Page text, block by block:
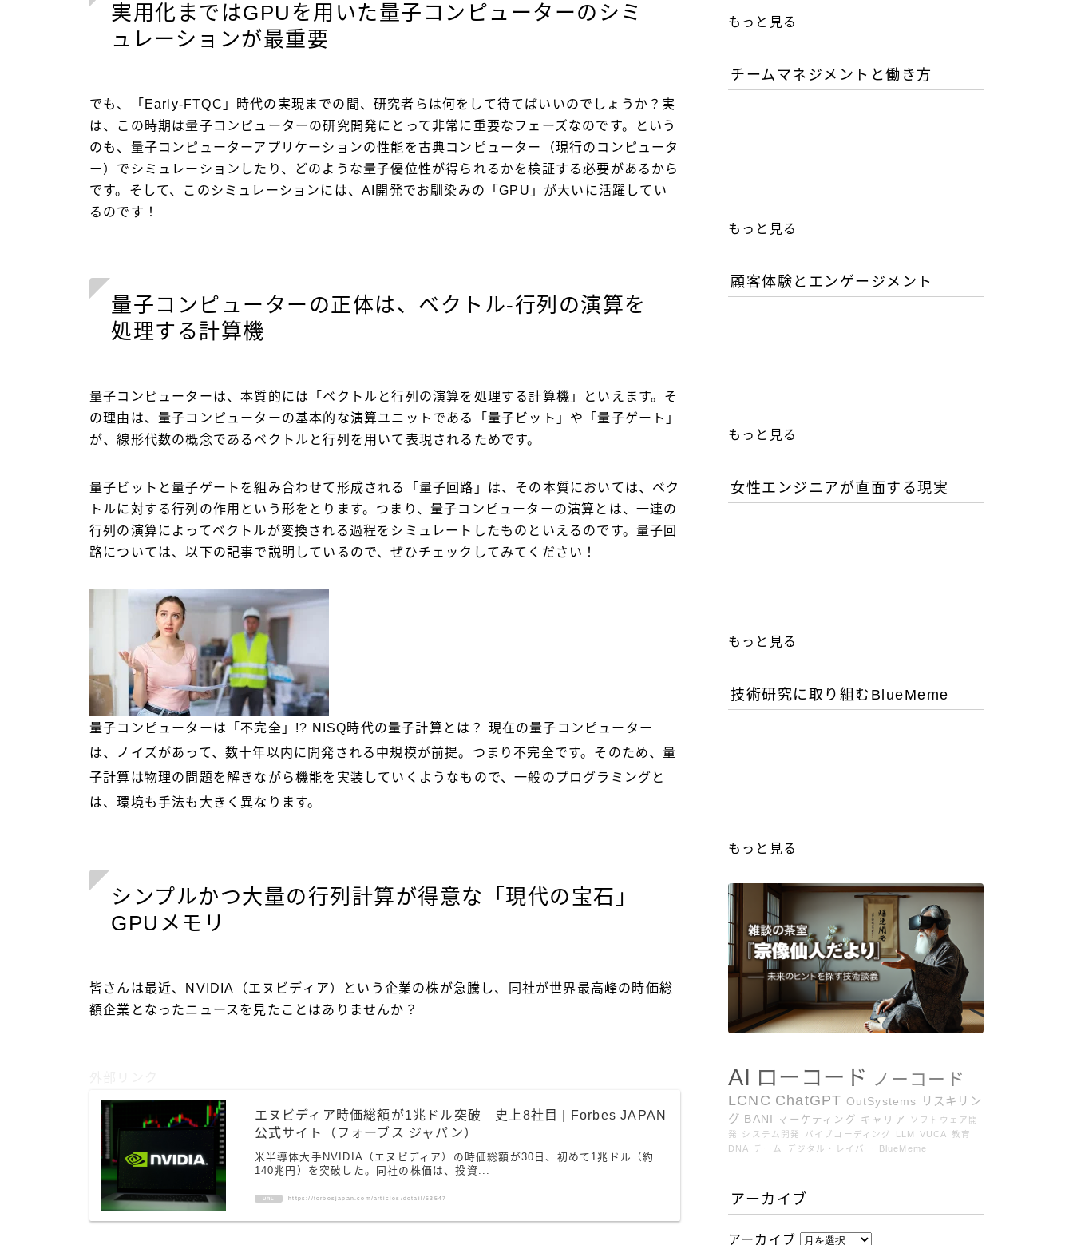
実用化まではGPUを用いた量子コンピューターのシミ
ュレーションが最重要
でも、「Early-FTQC」時代の実現までの間、研究者らは何をして待てばいいのでしょうか？実
は、この時期は量子コンピューターの研究開発にとって非常に重要なフェーズなのです。という
のも、量子コンピューターアプリケーションの性能を古典コンピューター（現行のコンピュータ
ー）でシミュレーションしたり、どのような量子優位性が得られるかを検証する必要があるから
です。そして、このシミュレーションには、AI開発でお馴染みの「GPU」が大いに活躍してい
るのです！
量子コンピューターの正体は、ベクトル-行列の演算を
処理する計算機
量子コンピューターは、本質的には「ベクトルと行列の演算を処理する計算機」といえます。そ
の理由は、量子コンピューターの基本的な演算ユニットである「量子ビット」や「量子ゲート」
が、線形代数の概念であるベクトルと行列を用いて表現されるためです。
量子ビットと量子ゲートを組み合わせて形成される「量子回路」は、その本質においては、ベク
トルに対する行列の作用という形をとります。つまり、量子コンピューターの演算とは、一連の
行列の演算によってベクトルが変換される過程をシミュレートしたものといえるのです。量子回
路については、以下の記事で説明しているので、ぜひチェックしてみてください！
量子コンピューターは「不完全」!? NISQ時代の量子計算とは？ 現在の量子コンピューター
は、ノイズがあって、数十年以内に開発される中規模が前提。つまり不完全です。そのため、量
子計算は物理の問題を解きながら機能を実装していくようなもので、一般のプログラミングと
は、環境も手法も大きく異なります。
シンプルかつ大量の行列計算が得意な「現代の宝石」
GPUメモリ
皆さんは最近、NVIDIA（エヌビディア）という企業の株が急騰し、同社が世界最高峰の時価総
額企業となったニュースを見たことはありませんか？
エヌビディア時価総額が1兆ドル突破 史上8社目 | Forbes JAPAN
公式サイト（フォーブス ジャパン）
米半導体大手NVIDIA（エヌビディア）の時価総額が30日、初めて1兆ドル（約
140兆円）を突破した。同社の株価は、投資...
URL https://forbesjapan.com/articles/detail/63547
もっと見る
チームマネジメントと働き方
もっと見る
顧客体験とエンゲージメント
もっと見る
女性エンジニアが直面する現実
もっと見る
技術研究に取り組むBlueMeme
もっと見る
AI ローコード ノーコード
LCNC ChatGPT OutSystems
リスキリン
グ BANI マーケティング キャリア
ソフトウェア開
発
システム開発 バイブコーディング LLM VUCA
教育
DNA
チーム デジタル・レイバー BlueMeme
アーカイブ
アーカイブ